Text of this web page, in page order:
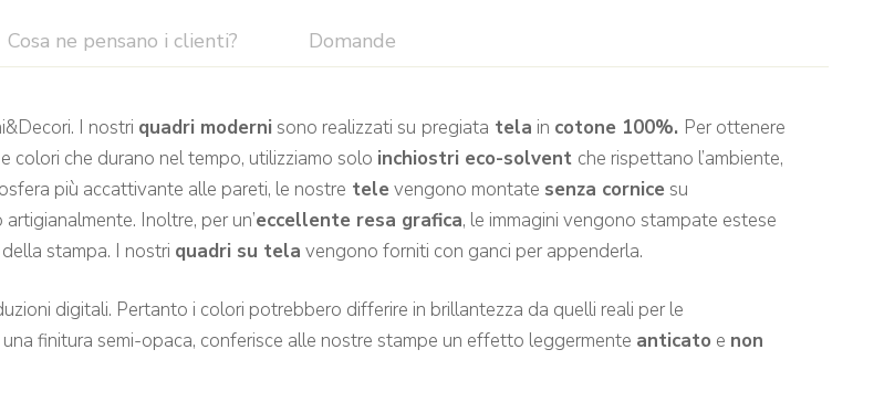
Cosa ne pensano i clienti? Domande
I nostri quadri moderni sono realizzati su pregiata tela in cotone 100%. Per ottenere
e colori che durano nel tempo, utilizziamo solo inchiostri eco-solvent che rispettano l’ambiente,
più accattivante alle pareti, le nostre tele vengono montate senza cornice su
Inoltre, per un’eccellente resa grafica, le immagini vengono stampate estese
stampa. I nostri quadri su tela vengono forniti con ganci per appenderla.
digitali. Pertanto i colori potrebbero differire in brillantezza da quelli reali per le
finitura semi-opaca, conferisce alle nostre stampe un effetto leggermente anticato e non